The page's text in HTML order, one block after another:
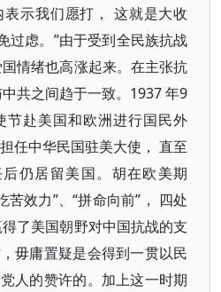
示我们愿打， 这就是大收
过虑。”由于受到全民族抗战
情绪也高涨起来。在主张抗
共之间趋于一致。1937 年9
节赴美国和欧洲进行国民外
任中华民国驻美大使， 直至
仍居留美国。胡在欧美期
苦效力”、“拼命向前”， 四处
了美国朝野对中国抗战的支
毋庸置疑是会得到一贯以民
人的赞许的。加上这一时期